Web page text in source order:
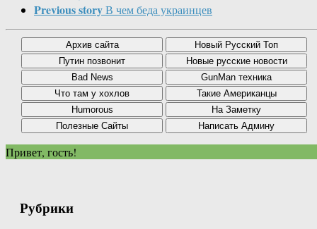
Previous storyВ чем беда украинцев
Привет, гость!
Рубрики